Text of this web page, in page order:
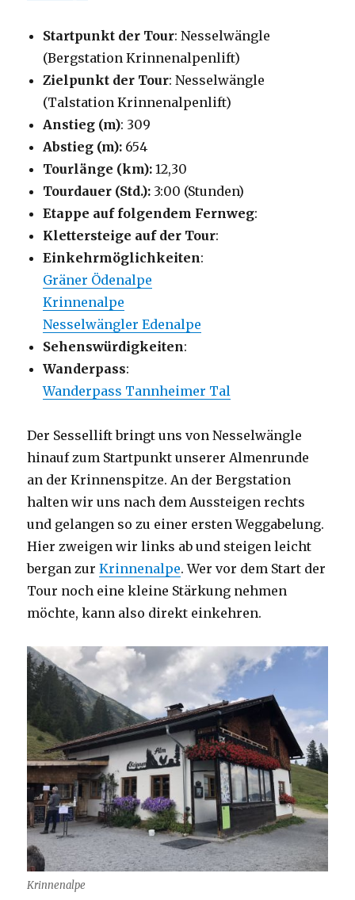
Startpunkt der Tour: Nesselwängle
(Bergstation Krinnenalpenlift)
Zielpunkt der Tour: Nesselwängle
(Talstation Krinnenalpenlift)
Anstieg (m): 309
Abstieg (m): 654
Tourlänge (km):12,30
Tourdauer (Std.): 3:00 (Stunden)
Etappe auf folgendem Fernweg:
Klettersteige auf der Tour:
Einkehrmöglichkeiten:
Gräner Ödenalpe
Krinnenalpe
Nesselwängler Edenalpe
Sehenswürdigkeiten:
Wanderpass:
Wanderpass Tannheimer Tal
Der Sessellift bringt uns von Nesselwängle
hinauf zum Startpunkt unserer Almenrunde
an der Krinnenspitze. An der Bergstation
halten wir uns nach dem Aussteigen rechts
und gelangen so zu einer ersten Weggabelung.
Hier zweigen wir links ab und steigen leicht
bergan zurKrinnenalpe. Wer vor dem Start der
Tour noch eine kleine Stärkung nehmen
möchte, kann also direkt einkehren.
Krinnenalpe